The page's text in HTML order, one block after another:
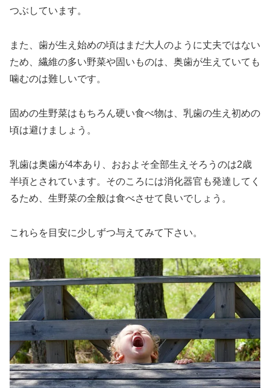
つぶしています。
また、歯が生え始めの頃はまだ大人のように丈夫ではない
ため、繊維の多い野菜や固いものは、奥歯が生えていても
噛むのは難しいです。
固めの生野菜はもちろん硬い食べ物は、乳歯の生え初めの
頃は避けましょう。
乳歯は奥歯が4本あり、おおよそ全部生えそろうのは2歳
半頃とされています。そのころには消化器官も発達してく
るため、生野菜の全般は食べさせて良いでしょう。
これらを目安に少しずつ与えてみて下さい。